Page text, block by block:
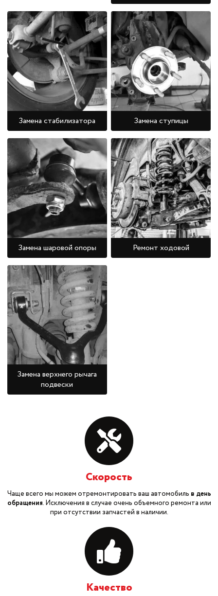
Замена стабилизатора Замена ступицы
Замена шаровой опоры Ремонт ходовой
Замена верхнего рычага
подвески
Скорость
Чаще всего мы можем отремонтировать ваш автомобиль в день
обращения. Исключения в случае очень объемного ремонта или
при отсутствии запчастей в наличии.
Качество